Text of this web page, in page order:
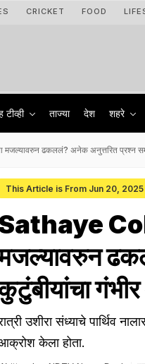
CRICKET FOOD
टीव्ही ताज्या देश शहरे
ढकललं? अनेक अनुत्तरित प्रश्न
This Article is From Jun 20, 2025
उशीरा संध्याचे पार्थिव
केला होता.